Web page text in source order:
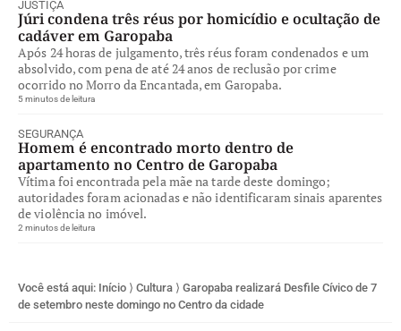
JUSTIÇA
Júri condena três réus por homicídio e ocultação de
cadáver em Garopaba
Após 24 horas de julgamento, três réus foram condenados e um
absolvido, com pena de até 24 anos de reclusão por crime
ocorrido no Morro da Encantada, em Garopaba.
5 minutos de leitura
SEGURANÇA
Homem é encontrado morto dentro de
apartamento no Centro de Garopaba
Vítima foi encontrada pela mãe na tarde deste domingo;
autoridades foram acionadas e não identificaram sinais aparentes
de violência no imóvel.
2 minutos de leitura
Você está aqui: Início ⟩ Cultura ⟩ Garopaba realizará Desfile Cívico de 7
de setembro neste domingo no Centro da cidade